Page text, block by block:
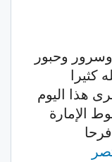
وحبور
كثيرا
هذا اليوم
سنة لسقوط الإمارة